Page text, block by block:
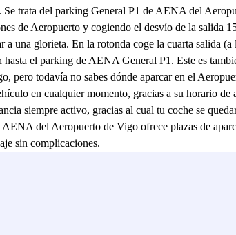
trata del parking General P1 de AENA del
de Aeropuerto y cogiendo el desvío de la salida
una glorieta. En la rotonda coge la cuarta salida (a
el parking de AENA General P1. Este es
pero todavía no sabes dónde aparcar en el
en cualquier momento, gracias a su horario de
siempre activo, gracias al cual tu coche se
del Aeropuerto de Vigo ofrece plazas de
sin complicaciones.